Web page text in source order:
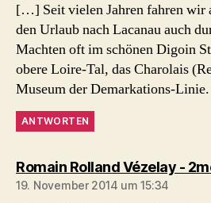
[…] Seit vielen Jahren fahren wir
den Urlaub nach Lacanau auch
Machten oft im schönen Digoin
obere Loire-Tal, das Charolais
Museum der Demarkations-
ANTWORTEN
Romain Rolland Vézelay -
19. November 2014 um 15:34